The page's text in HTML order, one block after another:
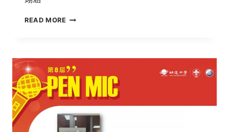
READ MORE OPEN
力
不
一
定
會
成
功】